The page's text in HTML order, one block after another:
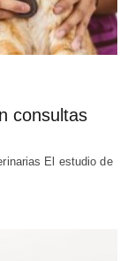
consultas
El estudio de